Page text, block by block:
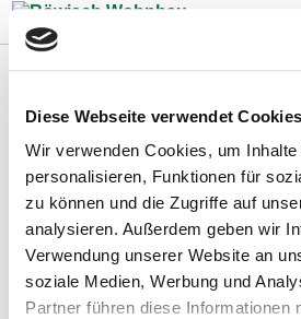
Diese Webseite verwendet Cookies
Wir verwenden Cookies, um
personalisieren, Funktionen für
zu können und die Zugriffe auf
analysieren. Außerdem geben wir
Verwendung unserer Website an
soziale Medien, Werbung und
Partner führen diese Informationen
Zum Inhalt springen